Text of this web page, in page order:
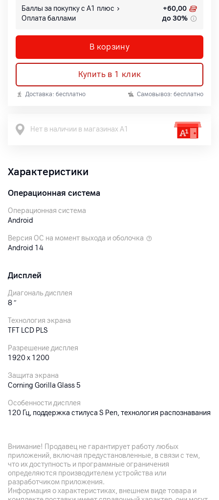
Баллы за покупку с А1 плюс +60,00
Оплата баллами
до 30%
В корзину
Купить в 1 клик
Доставка: бесплатно Самовывоз: бесплатно
Нет в наличии в магазинах А1
Характеристики
Операционная система
Операционная система
Android
Версия ОС на момент выхода и оболочка
Android 14
Дисплей
Диагональ дисплея
8″
Технология экрана
TFT LCD PLS
Разрешение дисплея
1920 x 1200
Защита экрана
Corning Gorilla Glass 5
Особенности дисплея
120 Гц, поддержка стилуса S Pen, технология распознавания
Основная камера
Разрешение камеры
13Мп
Разрешение видео
Внимание! Продавец не гарантирует работу любых
приложений, включая предустановленные, в связи с тем,
что их доступность и программные ограничения
определяются производителем устройства или
разработчиком приложения.
Информация о характеристиках, внешнем виде товара и